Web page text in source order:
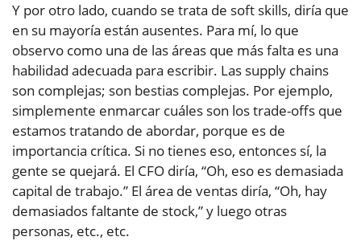
Y por otro lado, cuando se trata de soft skills, diría que
en su mayoría están ausentes. Para mí, lo que
observo como una de las áreas que más falta es una
habilidad adecuada para escribir. Las supply chains
son complejas; son bestias complejas. Por ejemplo,
simplemente enmarcar cuáles son los trade-offs que
estamos tratando de abordar, porque es de
importancia crítica. Si no tienes eso, entonces sí, la
gente se quejará. El CFO diría, “Oh, eso es demasiada
capital de trabajo.” El área de ventas diría, “Oh, hay
demasiados faltante de stock,” y luego otras
personas, etc., etc.